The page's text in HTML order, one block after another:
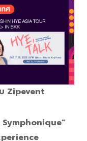
บ Zipevent
Symphonique”